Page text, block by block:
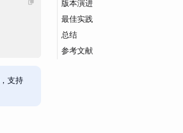
，支持
步骤一：启动 Pause 容
器
步骤二：启动 Nginx 容
器并共享命名空间
步骤三：启动 Ghost 应
版本演进
K8s（Kubernetes）
最佳实践
总结
参考文献